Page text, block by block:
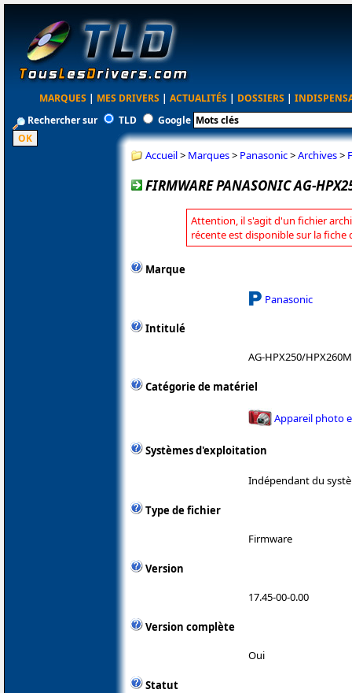
MARQUES | MES DRIVERS | ACTUALITÉS | DOSSIERS |
Rechercher sur
TLD Google
Accueil> Marques> Panasonic>Archives>
FIRMWARE PANASONIC AG-
Attention, il s'agit d'un fichier
récente est disponible sur la fiche
Marque
Panasonic
Intitulé
AG-HPX250/
Catégorie de matériel
Appareil photo
Systèmes d'exploitation
Indépendant du
Type de fichier
Firmware
Version
17.45-00-0.00
Version complète
Oui
Statut